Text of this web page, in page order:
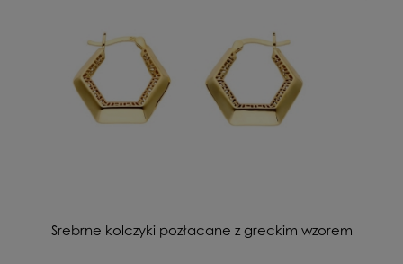
Srebrne kolczyki pozłacane z greckim wzorem